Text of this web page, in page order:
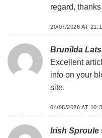
regard,
20/07/2026 AT
Brunilda
Excellent
info on your
site.
04/08/2026 AT
Irish Sproule